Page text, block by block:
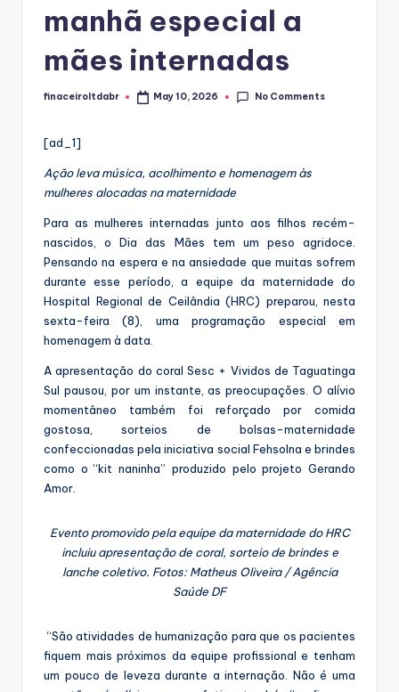
manhã especial a
mães internadas
Posted
finaceiroltdabr May 10, 2026 No Comments
[ad_1]
Ação leva música, acolhimento e homenagem às
mulheres alocadas na maternidade
Para as mulheres internadas junto aos filhos recém-
nascidos, o Dia das Mães tem um peso agridoce.
Pensando na espera e na ansiedade que muitas sofrem
durante esse período, a equipe da maternidade do
Hospital Regional de Ceilândia (HRC) preparou, nesta
sexta-feira (8), uma programação especial em
homenagem à data.
A apresentação do coral Sesc + Vividos de Taguatinga
Sul pausou, por um instante, as preocupações. O alívio
momentâneo também foi reforçado por comida
gostosa, sorteios de bolsas-maternidade
confeccionadas pela iniciativa social Fehsolna e brindes
como o “kit naninha” produzido pelo projeto Gerando
Amor.
Evento promovido pela equipe da maternidade do HRC
incluiu apresentação de coral, sorteio de brindes e
lanche coletivo. Fotos: Matheus Oliveira / Agência
Saúde DF
“São atividades de humanização para que os pacientes
fiquem mais próximos da equipe profissional e tenham
um pouco de leveza durante a internação. Não é uma